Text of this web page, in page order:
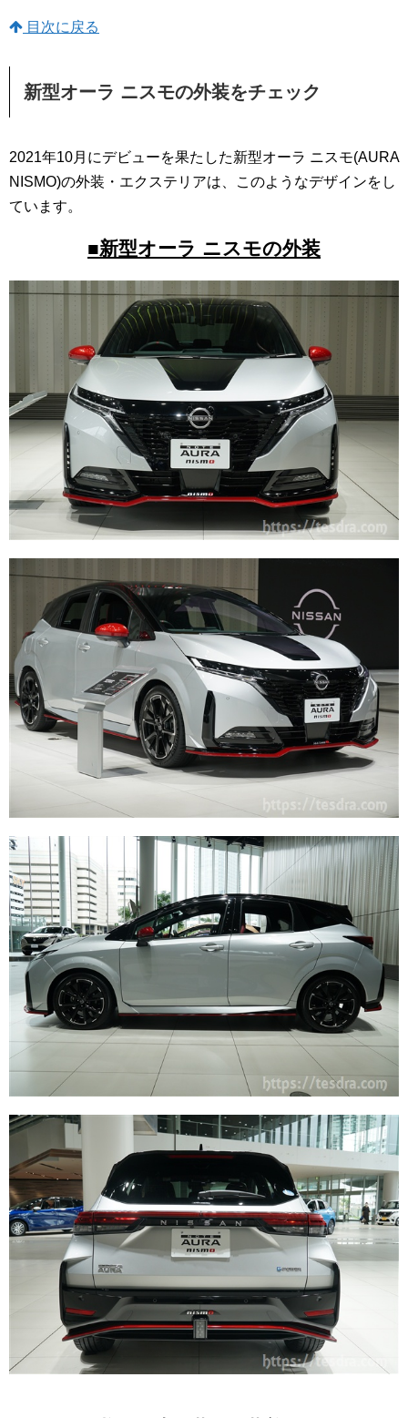
目次に戻る
新型オーラ ニスモの外装をチェック
2021年10月にデビューを果たした新型オーラ ニスモ(AURA
NISMO)の外装・エクステリアは、このようなデザインをし
ています。
■新型オーラ ニスモの外装